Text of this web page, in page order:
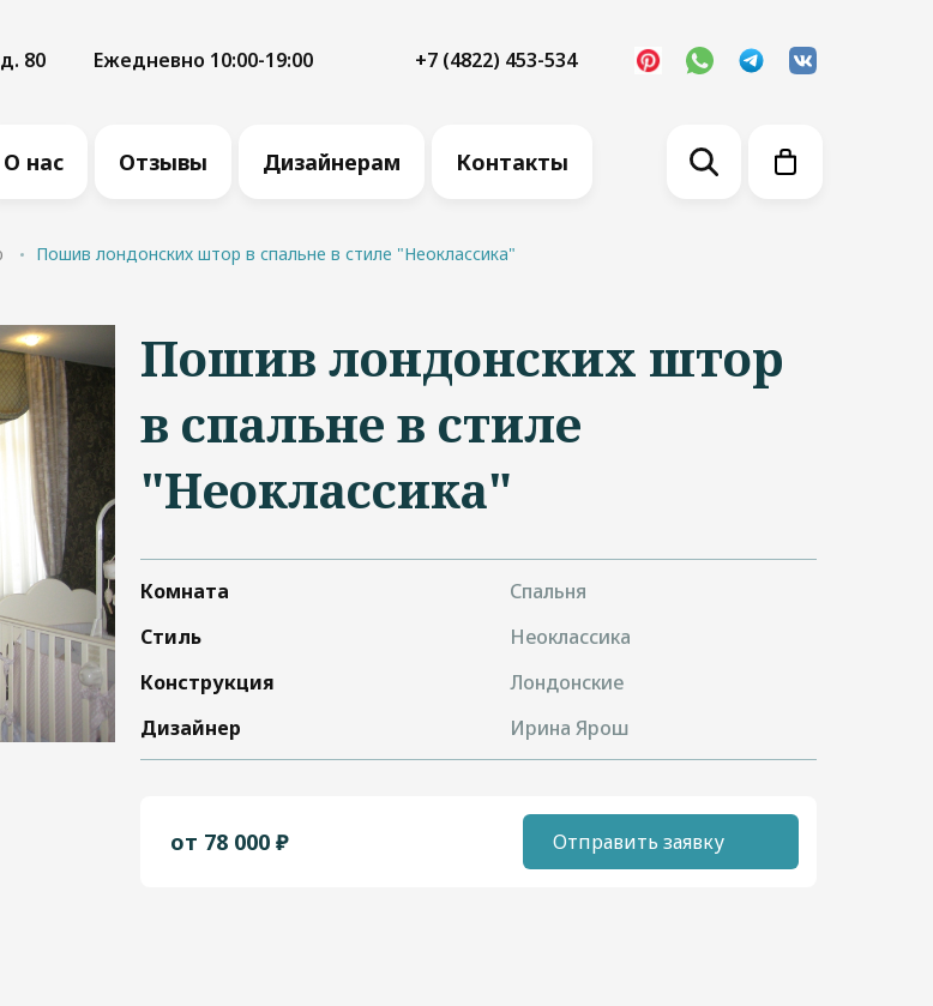
80 Ежедневно 10:00-19:00 +7 (4822) 453-534
О нас Отзывы Дизайнерам Контакты
Пошив лондонских штор в спальне в стиле "Неоклассика"
Пошив лондонских штор
в спальне в стиле
"Неоклассика"
Комната
Спальня
Стиль
Неоклассика
Конструкция
Лондонские
Дизайнер
Ирина Ярош
от 78 000 ₽ Отправить заявку